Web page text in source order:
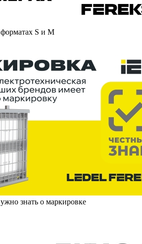
S и M
знать о маркировке